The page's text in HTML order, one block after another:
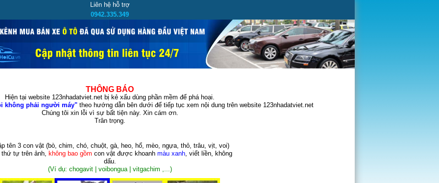
Liên hệ hỗ trợ
0942.335.349
THÔNG BÁO
Hiện tại website 123nhadatviet.net bị kẻ xấu dùng phần mềm để phá hoại.
không phải người máy"theo hướng dẫn bên dưới để tiếp tục xem nội dung trên website 123nhadatviet.net
Chúng tôi xin lỗi vì sự bất tiện này. Xin cám ơn.
Trân trọng.
tên 3 con vật (bò, chim, chó, chuột, gà, heo, hổ, mèo, ngựa, thỏ, trâu, vịt, voi)
thứ tự trên ảnh, không bao gồm con vật được khoanh màu xanh, viết liền, không
dấu.
(Ví dụ: chogavit | voibongua | vitgachim ,...)